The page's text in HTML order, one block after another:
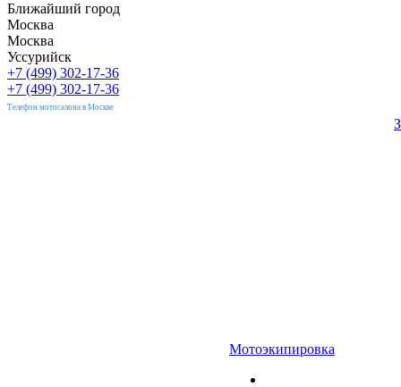
Ближайший город
Москва
Москва
Уссурийск
+7 (499) 302-17-36
+7 (499) 302-17-36
Телефон мотосалона в Москве
Мотоэкипировка